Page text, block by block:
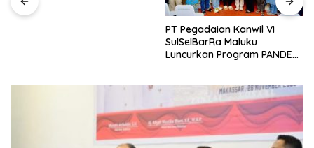
PT Pegadaian Kanwil VI
SulSelBarRa Maluku
Luncurkan Program PANDE